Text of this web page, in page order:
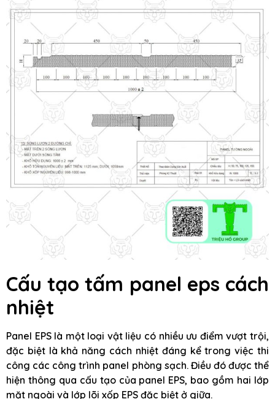
Cấu tạo tấm panel eps cách
nhiệt
Panel EPS là một loại vật liệu có nhiều ưu điểm vượt trội,
đặc biệt là khả năng cách nhiệt đáng kể trong việc thi
công các công trình panel phòng sạch. Điều đó được thể
hiện thông qua cấu tạo của panel EPS, bao gồm hai lớp
mặt ngoài và lớp lõi xốp EPS đặc biệt ở giữa.